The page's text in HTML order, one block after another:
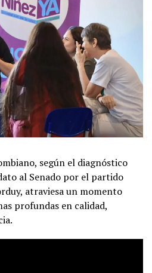
según el diagnóstico
al Senado por el partido
atraviesa un momento
profundas en calidad,